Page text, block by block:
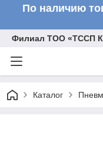
По наличию
Филиал ТОО «ТССП
Каталог